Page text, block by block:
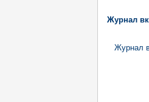
Журнал
Журнал